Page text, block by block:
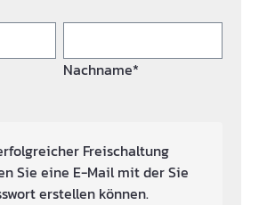
Nachname*
Freischaltung
Sie eine E-Mail mit der Sie
erstellen können.